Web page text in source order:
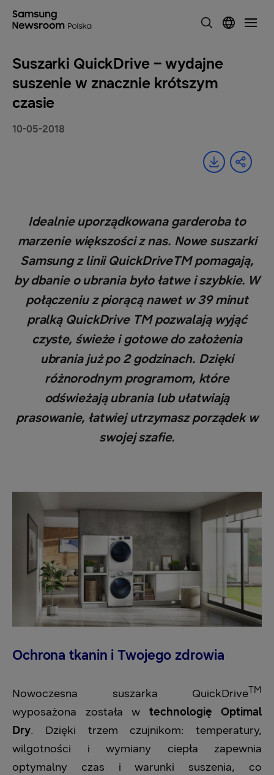
Suszarki QuickDrive – wydajne
suszenie w znacznie krótszym
czasie
10-05-2018
Idealnie uporządkowana garderoba to
marzenie większości z nas. Nowe suszarki
Samsung z linii QuickDriveTM pomagają,
by dbanie o ubrania było łatwe i szybkie. W
połączeniu z piorącą nawet w 39 minut
pralką QuickDrive TM pozwalają wyjąć
czyste, świeże i gotowe do założenia
ubrania już po 2 godzinach. Dzięki
różnorodnym programom, które
odświeżają ubrania lub ułatwiają
prasowanie, łatwiej utrzymasz porządek w
swojej szafie.
Ochrona tkanin i Twojego zdrowia
Nowoczesna suszarka QuickDriveTM
wyposażona została w technologię Optimal
Dry. Dzięki trzem czujnikom: temperatury,
wilgotności i wymiany ciepła zapewnia
optymalny czas i warunki suszenia, co